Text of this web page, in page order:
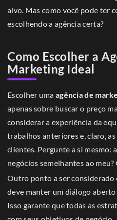
alvo. Mas como você pode ter
escolhendo a agência certa?
Como Escolher a
Marketing Ideal
Escolher uma agência de
apenas sobre buscar o preço
considerar a experiência da
trabalhos anteriores e, claro,
clientes. Pergunte a si mesmo:
negócios semelhantes ao
Outro ponto a ser considerado
deve manter um diálogo
Isso garante que todas as